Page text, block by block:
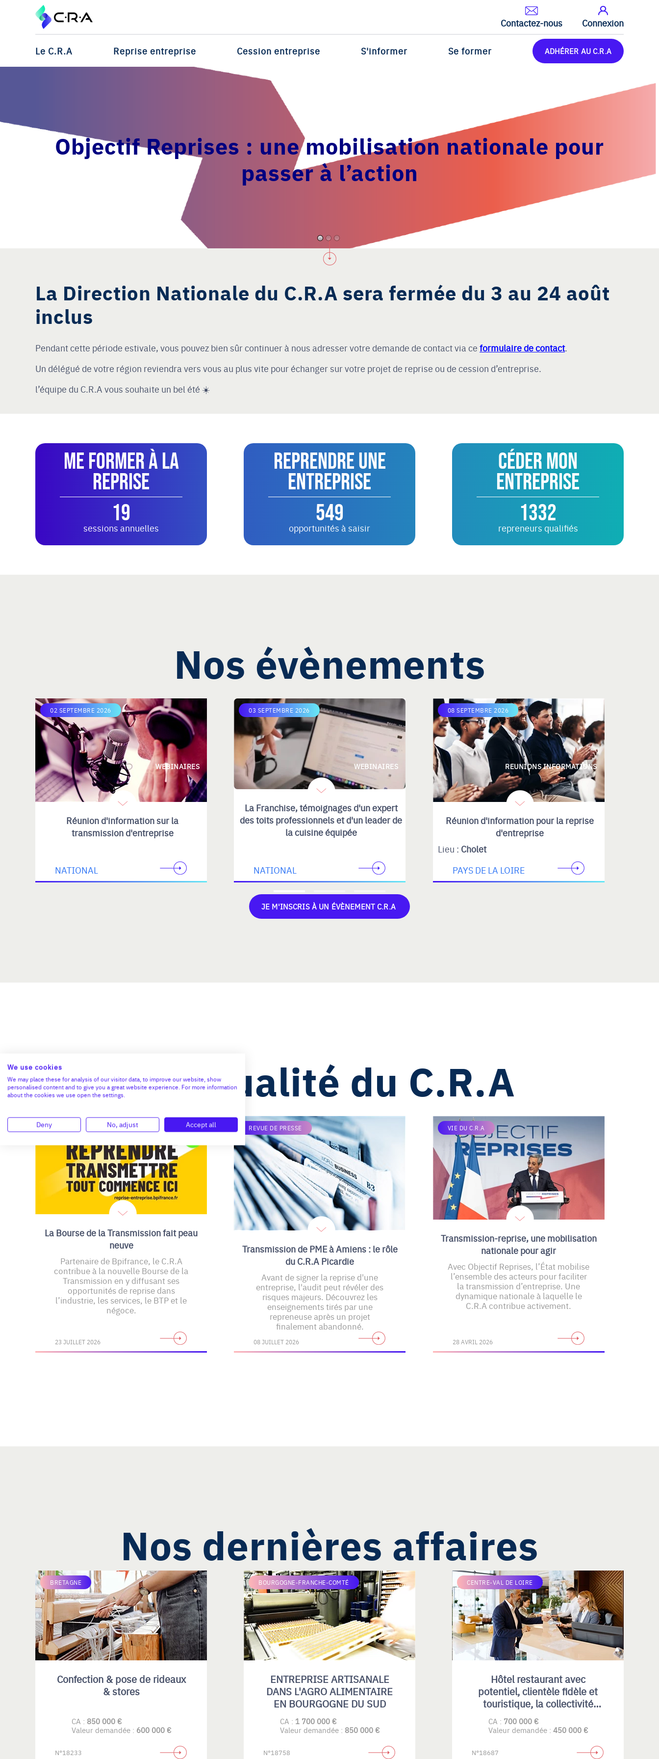
Contactez-nous Connexion
Le C.R.A Reprise entreprise Cession entreprise S'informer Se former ADHÉRER AU C.R.A
Objectif Reprises : une mobilisation nationale pour
passer à l’action
La Direction Nationale du C.R.A sera fermée du 3 au 24 août
inclus
Pendant cette période estivale, vous pouvez bien sûr continuer à nous adresser votre demande de contact via ce formulaire de contact.
Un délégué de votre région reviendra vers vous au plus vite pour échanger sur votre projet de reprise ou de cession d’entreprise.
l’équipe du C.R.A vous souhaite un bel été ☀️
Me former à la
reprise
19
sessions annuelles
Reprendre une
entreprise
549
opportunités à saisir
Céder mon
entreprise
1332
repreneurs qualifiés
Nos évènements
02 SEPTEMBRE 2026
WEBINAIRES
Réunion d'information sur la
transmission d'entreprise
NATIONAL
03 SEPTEMBRE 2026
WEBINAIRES
La Franchise, témoignages d'un expert
des toits professionnels et d'un leader de
la cuisine équipée
NATIONAL
08 SEPTEMBRE 2026
REUNIONS INFORMATIONS
Réunion d'information pour la reprise
d'entreprise
Lieu : Cholet
PAYS DE LA LOIRE
JE M'INSCRIS À UN ÉVÈNEMENT C.R.A
L’actualité du C.R.A
PUBLICATIONS
La Bourse de la Transmission fait peau
neuve
Partenaire de Bpifrance, le C.R.A
contribue à la nouvelle Bourse de la
Transmission en y diffusant ses
opportunités de reprise dans
l’industrie, les services, le BTP et le
négoce.
23 JUILLET 2026
REVUE DE PRESSE
Transmission de PME à Amiens : le rôle
du C.R.A Picardie
Avant de signer la reprise d'une
entreprise, l'audit peut révéler des
risques majeurs. Découvrez les
enseignements tirés par une
repreneuse après un projet
finalement abandonné.
08 JUILLET 2026
VIE DU C.R.A
Transmission-reprise, une mobilisation
nationale pour agir
Avec Objectif Reprises, l’État mobilise
l’ensemble des acteurs pour faciliter
la transmission d’entreprise. Une
dynamique nationale à laquelle le
C.R.A contribue activement.
28 AVRIL 2026
Nos dernières affaires
BRETAGNE
Confection & pose de rideaux
& stores
CA : 850 000 €
Valeur demandée : 600 000 €
N°18233
BOURGOGNE-FRANCHE-COMTÉ
ENTREPRISE ARTISANALE
DANS L'AGRO ALIMENTAIRE
EN BOURGOGNE DU SUD
CA : 1 700 000 €
Valeur demandée : 850 000 €
N°18758
CENTRE-VAL DE LOIRE
Hôtel restaurant avec
potentiel, clientèle fidèle et
touristique, la collectivité
locale propose un investisseur
pour les murs
CA : 700 000 €
Valeur demandée : 450 000 €
N°18687
We use cookies
We may place these for analysis of our visitor data, to improve our website, show
personalised content and to give you a great website experience. For more information
about the cookies we use open the settings.
Deny No, adjust Accept all